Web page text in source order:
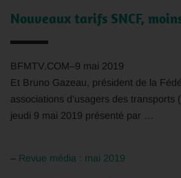
Nouveaux tarifs SNCF,
BFMTV.COM–9 mai 2019
Et Bruno Gazeau, président de la
associations d’usagers des transports (
jeudi 9 mai 2019 présenté par …
– Revue média : mai 2019